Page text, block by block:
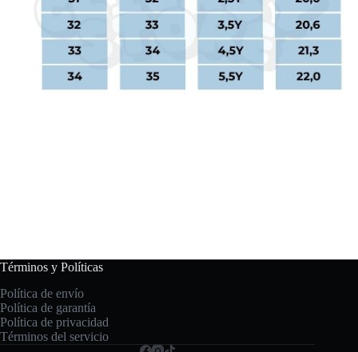
Términos y Políticas
Política de envío
Política de garantía
Política de privacidad
Términos del servicio